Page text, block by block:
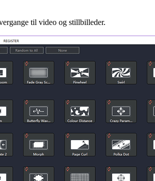
til video og stillbilleder.